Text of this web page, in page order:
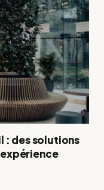
: des solutions